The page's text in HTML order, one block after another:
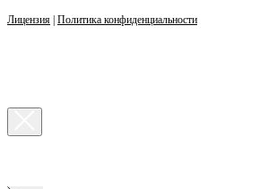
Лицензия Политика конфиденциальности